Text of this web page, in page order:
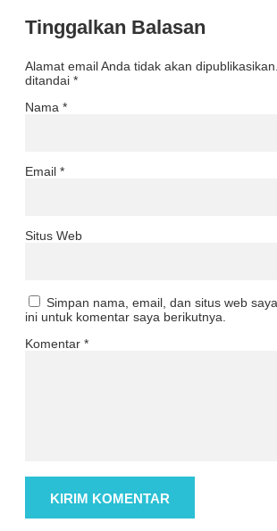
Tinggalkan Balasan
Alamat email Anda tidak akan dipublikasikan.
ditandai *
Nama *
Email *
Situs Web
Simpan nama, email, dan situs web
ini untuk komentar saya berikutnya.
Komentar *